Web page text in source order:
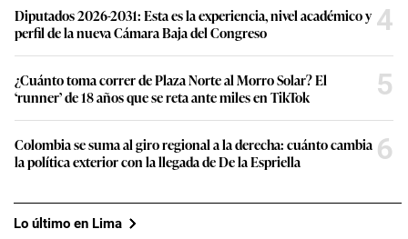
Diputados 2026-2031: Esta es la experiencia, nivel académico y
perfil de la nueva Cámara Baja del Congreso
4
¿Cuánto toma correr de Plaza Norte al Morro Solar? El
‘runner’ de 18 años que se reta ante miles en TikTok
5
Colombia se suma al giro regional a la derecha: cuánto cambia
la política exterior con la llegada de De la Espriella
6
Lo último en Lima